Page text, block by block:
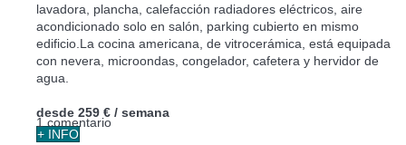
lavadora, plancha, calefacción radiadores eléctricos, aire
acondicionado solo en salón, parking cubierto en mismo
edificio.La cocina americana, de vitrocerámica, está equipada
con nevera, microondas, congelador, cafetera y hervidor de
agua.
1 comentario
desde 259 € / semana
+ INFO